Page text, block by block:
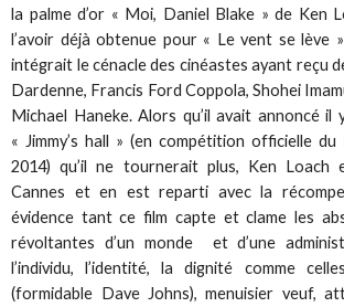
la palme d’or « Moi, Daniel Blake » de Ken
l’avoir déjà obtenue pour « Le vent se lève
intégrait le cénacle des cinéastes ayant reçu
Dardenne, Francis Ford Coppola, Shohei
Michael Haneke. Alors qu’il avait annoncé il
« Jimmy’s hall » (en compétition officielle du
2014) qu’il ne tournerait plus, Ken Loach
Cannes et en est reparti avec la
évidence tant ce film capte et clame les
révoltantes d’un monde et d’une
l’individu, l’identité, la dignité comme
(formidable Dave Johns), menuisier veuf,